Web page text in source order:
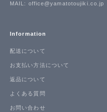
MAIL: office@yamatotoujiki.co.jp
Information
配送について
お支払い方法について
返品について
よくある質問
お問い合わせ